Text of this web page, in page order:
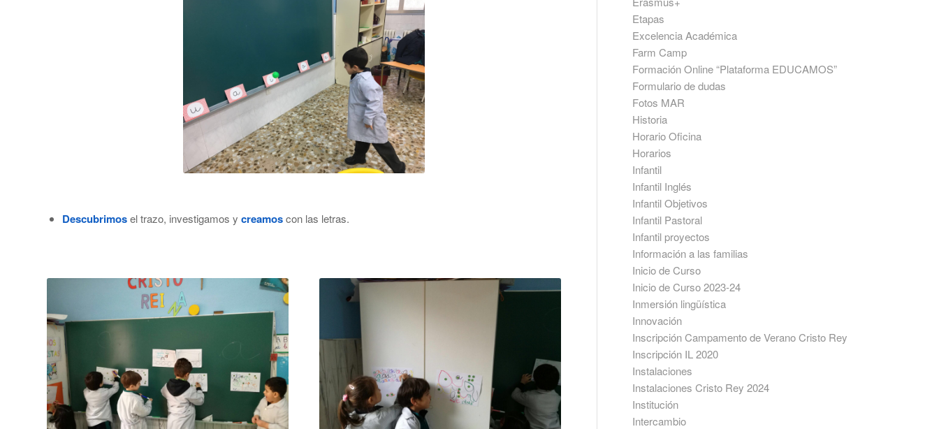
Descubrimosel trazo, investigamos y creamoscon las letras.
Etapas
Excelencia Académica
Farm Camp
Formación Online “Plataforma EDUCAMOS”
Formulario de dudas
Fotos MAR
Historia
Horario Oficina
Horarios
Infantil
Infantil Inglés
Infantil Objetivos
Infantil Pastoral
Infantil proyectos
Información a las familias
Inicio de Curso
Inicio de Curso 2023-24
Inmersión lingüística
Innovación
Inscripción Campamento de Verano Cristo Rey
Inscripción IL 2020
Instalaciones
Instalaciones Cristo Rey 2024
Institución
Intercambio